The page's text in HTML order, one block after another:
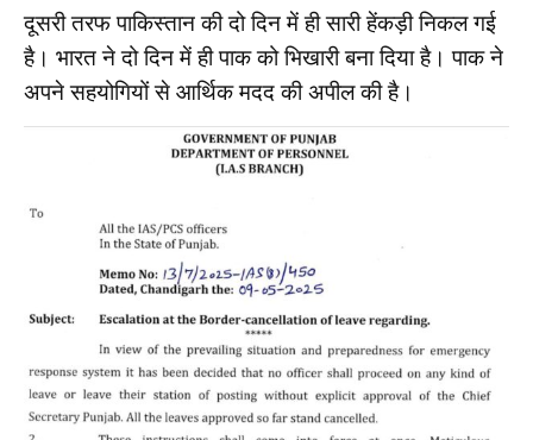
दूसरी तरफ पाकिस्तान की दो दिन में ही सारी हेंकड़ी निकल गई
है। भारत ने दो दिन में ही पाक को भिखारी बना दिया है। पाक ने
अपने सहयोगियों से आर्थिक मदद की अपील की है।